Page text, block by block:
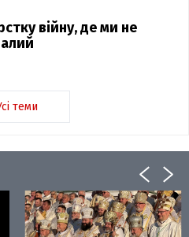
війну, де ми не
теми